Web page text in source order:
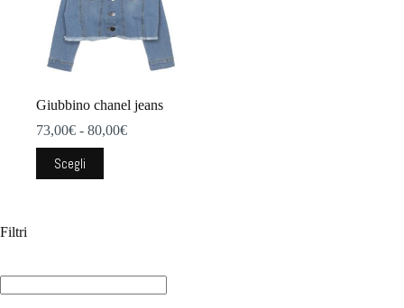
Giubbino chanel jeans
73,00€ - 80,00€Fascia
Scegli
Questo
prodotto
Filtri